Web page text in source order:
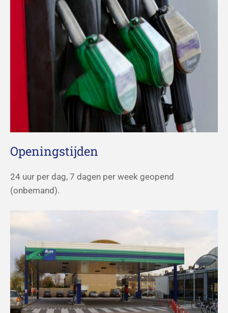
Openingstijden
24 uur per dag, 7 dagen per week geopend
(onbemand).